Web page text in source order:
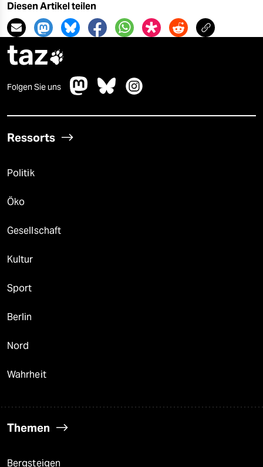
Diesen Artikel teilen
taz
Folgen Sie uns
Ressorts
Politik
Öko
Gesellschaft
Kultur
Sport
Berlin
Nord
Wahrheit
Themen
Bergsteigen